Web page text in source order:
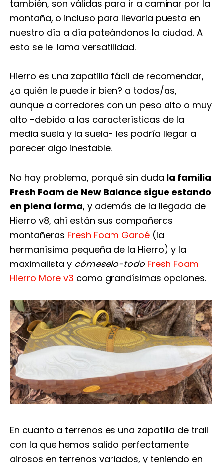
también, son válidas para ir a caminar por la
montaña, o incluso para llevarla puesta en
nuestro día a día pateándonos la ciudad. A
esto se le llama versatilidad.
Hierro es una zapatilla fácil de recomendar,
¿a quién le puede ir bien? a todos/as,
aunque a corredores con un peso alto o muy
alto -debido a las características de la
media suela y la suela- les podría llegar a
parecer algo inestable.
No hay problema, porqué sin duda la familia
Fresh Foam de New Balance sigue estando
en plena forma, y además de la llegada de
Hierro v8, ahí están sus compañeras
montañeras Fresh Foam Garoé (la
hermanísima pequeña de la Hierro) y la
maximalista y cómeselo-todo Fresh Foam
Hierro More v3 como grandísimas opciones.
En cuanto a terrenos es una zapatilla de trail
con la que hemos salido perfectamente
airosos en terrenos variados, y teniendo en